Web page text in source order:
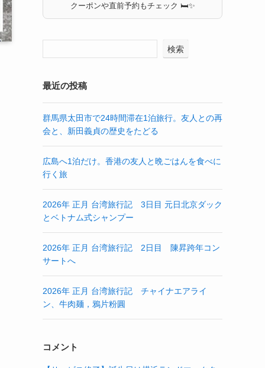
クーポンや直前予約もチェック 🛏✨
検索
最近の投稿
群馬県太田市で24時間滞在1泊旅行。友人との再
会と、新田義貞の歴史をたどる
広島へ1泊だけ。香港の友人と晩ごはんを食べに
行く旅
2026年 正月 台湾旅行記 3日目 元日北京ダック
とベトナム式シャンプー
2026年 正月 台湾旅行記 2日目 陳昇跨年コン
サートへ
2026年 正月 台湾旅行記 チャイナエアライ
ン、牛肉麺，鴉片粉圓
コメント